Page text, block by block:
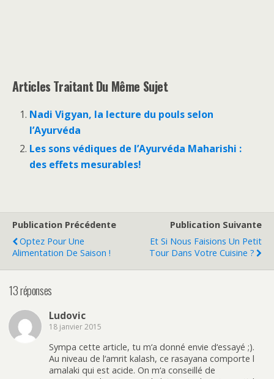
Articles Traitant Du Même Sujet
Nadi Vigyan, la lecture du pouls selon
l’Ayurvéda
Les sons védiques de l’Ayurvéda Maharishi :
des effets mesurables!
Publication Précédente
Optez Pour Une
Alimentation De Saison !
Publication Suivante
Et Si Nous Faisions Un Petit
Tour Dans Votre Cuisine ?
13 réponses
Ludovic
18 janvier 2015
Sympa cette article, tu m‘a donné envie d‘essayé ;).
Au niveau de l‘amrit kalash, ce rasayana comporte l
amalaki qui est acide. On m‘a conseillé de